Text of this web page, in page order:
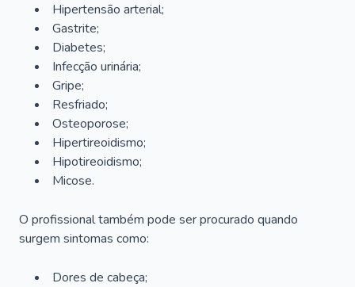
Hipertensão arterial;
Gastrite;
Diabetes;
Infecção urinária;
Gripe;
Resfriado;
Osteoporose;
Hipertireoidismo;
Hipotireoidismo;
Micose.
O profissional também pode ser procurado quando
surgem sintomas como:
Dores de cabeça;